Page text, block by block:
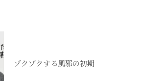
ゾクゾクする風邪の初期